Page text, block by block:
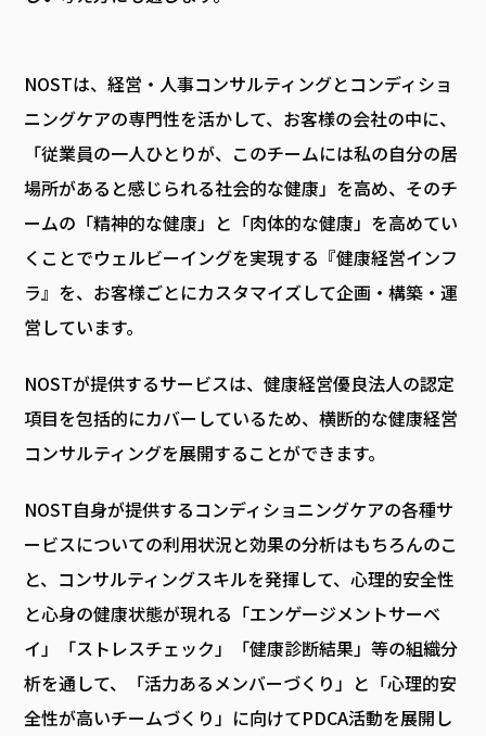
NOSTは、経営・人事コンサルティングとコンディショ
ニングケアの専門性を活かして、お客様の会社の中に、
「従業員の一人ひとりが、このチームには私の自分の居
場所があると感じられる社会的な健康」を高め、そのチ
ームの「精神的な健康」と「肉体的な健康」を高めてい
くことでウェルビーイングを実現する『健康経営インフ
ラ』を、お客様ごとにカスタマイズして企画・構築・運
営しています。
NOSTが提供するサービスは、健康経営優良法人の認定
項目を包括的にカバーしているため、横断的な健康経営
コンサルティングを展開することができます。
NOST自身が提供するコンディショニングケアの各種サ
ービスについての利用状況と効果の分析はもちろんのこ
と、コンサルティングスキルを発揮して、心理的安全性
と心身の健康状態が現れる「エンゲージメントサーベ
イ」「ストレスチェック」「健康診断結果」等の組織分
析を通して、「活力あるメンバーづくり」と「心理的安
全性が高いチームづくり」に向けてPDCA活動を展開し